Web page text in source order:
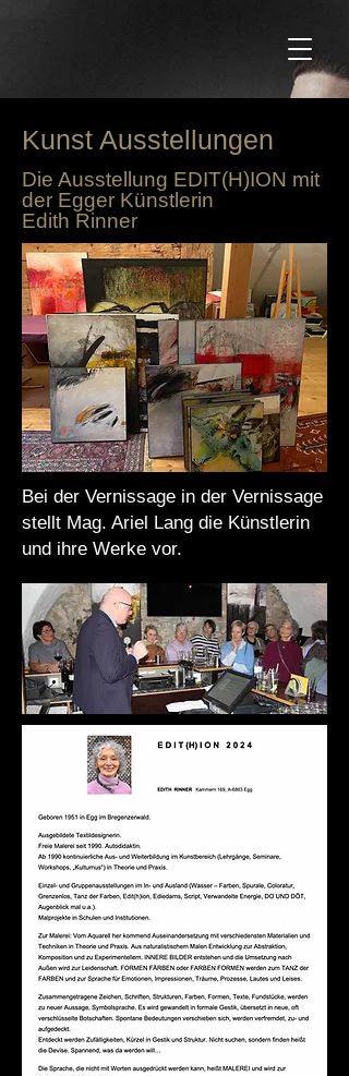
Kunst Ausstellungen
Die Ausstellung EDIT(H)ION mit
der Egger Künstlerin
Edith Rinner
Bei der Vernissage in der Vernissage
stellt Mag. Ariel Lang die Künstlerin
und ihre Werke vor.